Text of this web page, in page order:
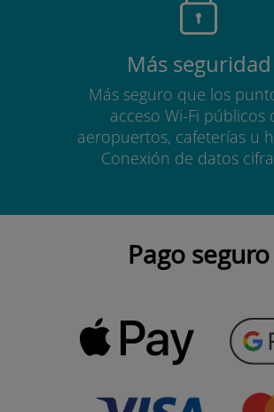
Más seguridad
Más seguro que los
acceso Wi-Fi públicos
aeropuertos, cafeterías u
Conexión de datos
Pago seguro